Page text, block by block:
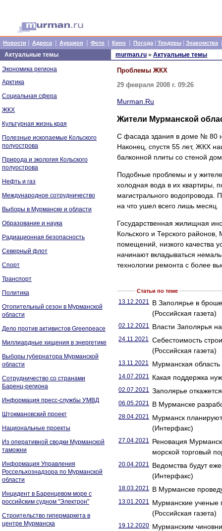
Новости Адреса Аукцион Фото Кино Погода Тендеры Знакомства
Актуальные темы
Экономика региона
Арктика
Социальная сфера
ЖКХ
Культурная жизнь края
Полезные ископаемые Кольского
полуострова
Природа и экология Кольского
полуострова
Нефть и газ
Международное сотрудничество
Выборы в Мурманске и области
Образование и наука
Радиационная безопасность
Северный флот
Спорт
Транспорт
Политика
Отопительный сезон в Мурманской
области
Дело против активистов Greenpeace
Миллиардные хищения в энергетике
Выборы губернатора Мурманской
области
Сотрудничество со странами
Баренц-региона
Информация пресс-службы УМВД
Штокмановский проект
Национальные проекты
Из оперативной сводки Мурманской
таможни
Информация Управления
Россельхознадзора по Мурманской
области
Инцидент в Баренцевом море с
российским судном "Электрон"
Строительство гипермаркета в
центре Мурманска
murman.ru » Актуальные темы
Проблемы ЖКХ
29 февраля 2008 г. 09:26
Murman.Ru
Жители Мурманской
С фасада здания в доме № 80
Наконец, спyстя 55 лет, ЖКХ
балконной плиты со стеной
Подобные проблемы и у
холодная вода в их квартиры,
магистрального водопровода.
на что ушел всего лишь месяц.
Государственная жилищная
Кольского и Терского
помещений, низкого качества
начинают вкладываться
технологии ремонта с более
Статьи по теме
13.12.2021 В Заполярье в
(Российская газета)
02.12.2021 Власти Заполярья
24.11.2021 Себестоимость
(Российская газета)
13.11.2021 Мурманская
14.07.2021 Какая поддержка
02.07.2021 Заполярье
06.05.2021 В Мурманске
28.04.2021 Мурманск
(Интерфакс)
27.04.2021 Реновация
морской торговый
20.04.2021 Ведомства будут
(Интерфакс)
18.03.2021 В Мурманске
13.01.2021 Мурманские ученые
(Российская газета)
19.12.2020 Мурманским